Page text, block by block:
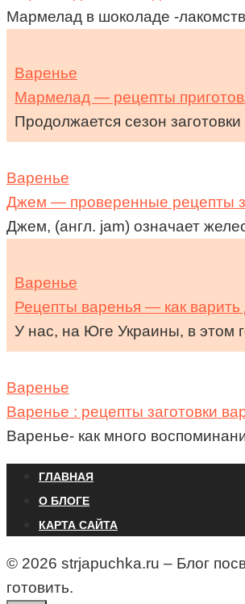
Мармелад в шоколаде -
Варенье
Мармелад — рецепты
Продолжается сезон
Варенье
Джем — проверенные рецепты
Джем, (англ. jam) означает
Варенье
Рецепты варенья — как
У нас, на Юге Украины, в этом
Варенье
Варенье : рецепты заготовки
Варенье- как много
ГЛАВНАЯ
О БЛОГЕ
КАРТА САЙТА
© 2026 strjapuchka.ru – Блог
готовить.